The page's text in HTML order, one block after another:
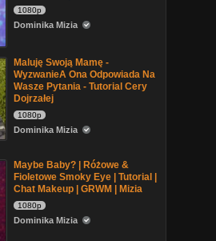
1080p
Dominika Mizia
Maluję Swoją Mamę -
WyzwanieA Ona Odpowiada Na
Wasze Pytania - Tutorial Cery
Dojrzałej
1080p
Dominika Mizia
Maybe Baby? | Różowe &
Fioletowe Smoky Eye | Tutorial |
Chat Makeup | GRWM | Mizia
1080p
Dominika Mizia